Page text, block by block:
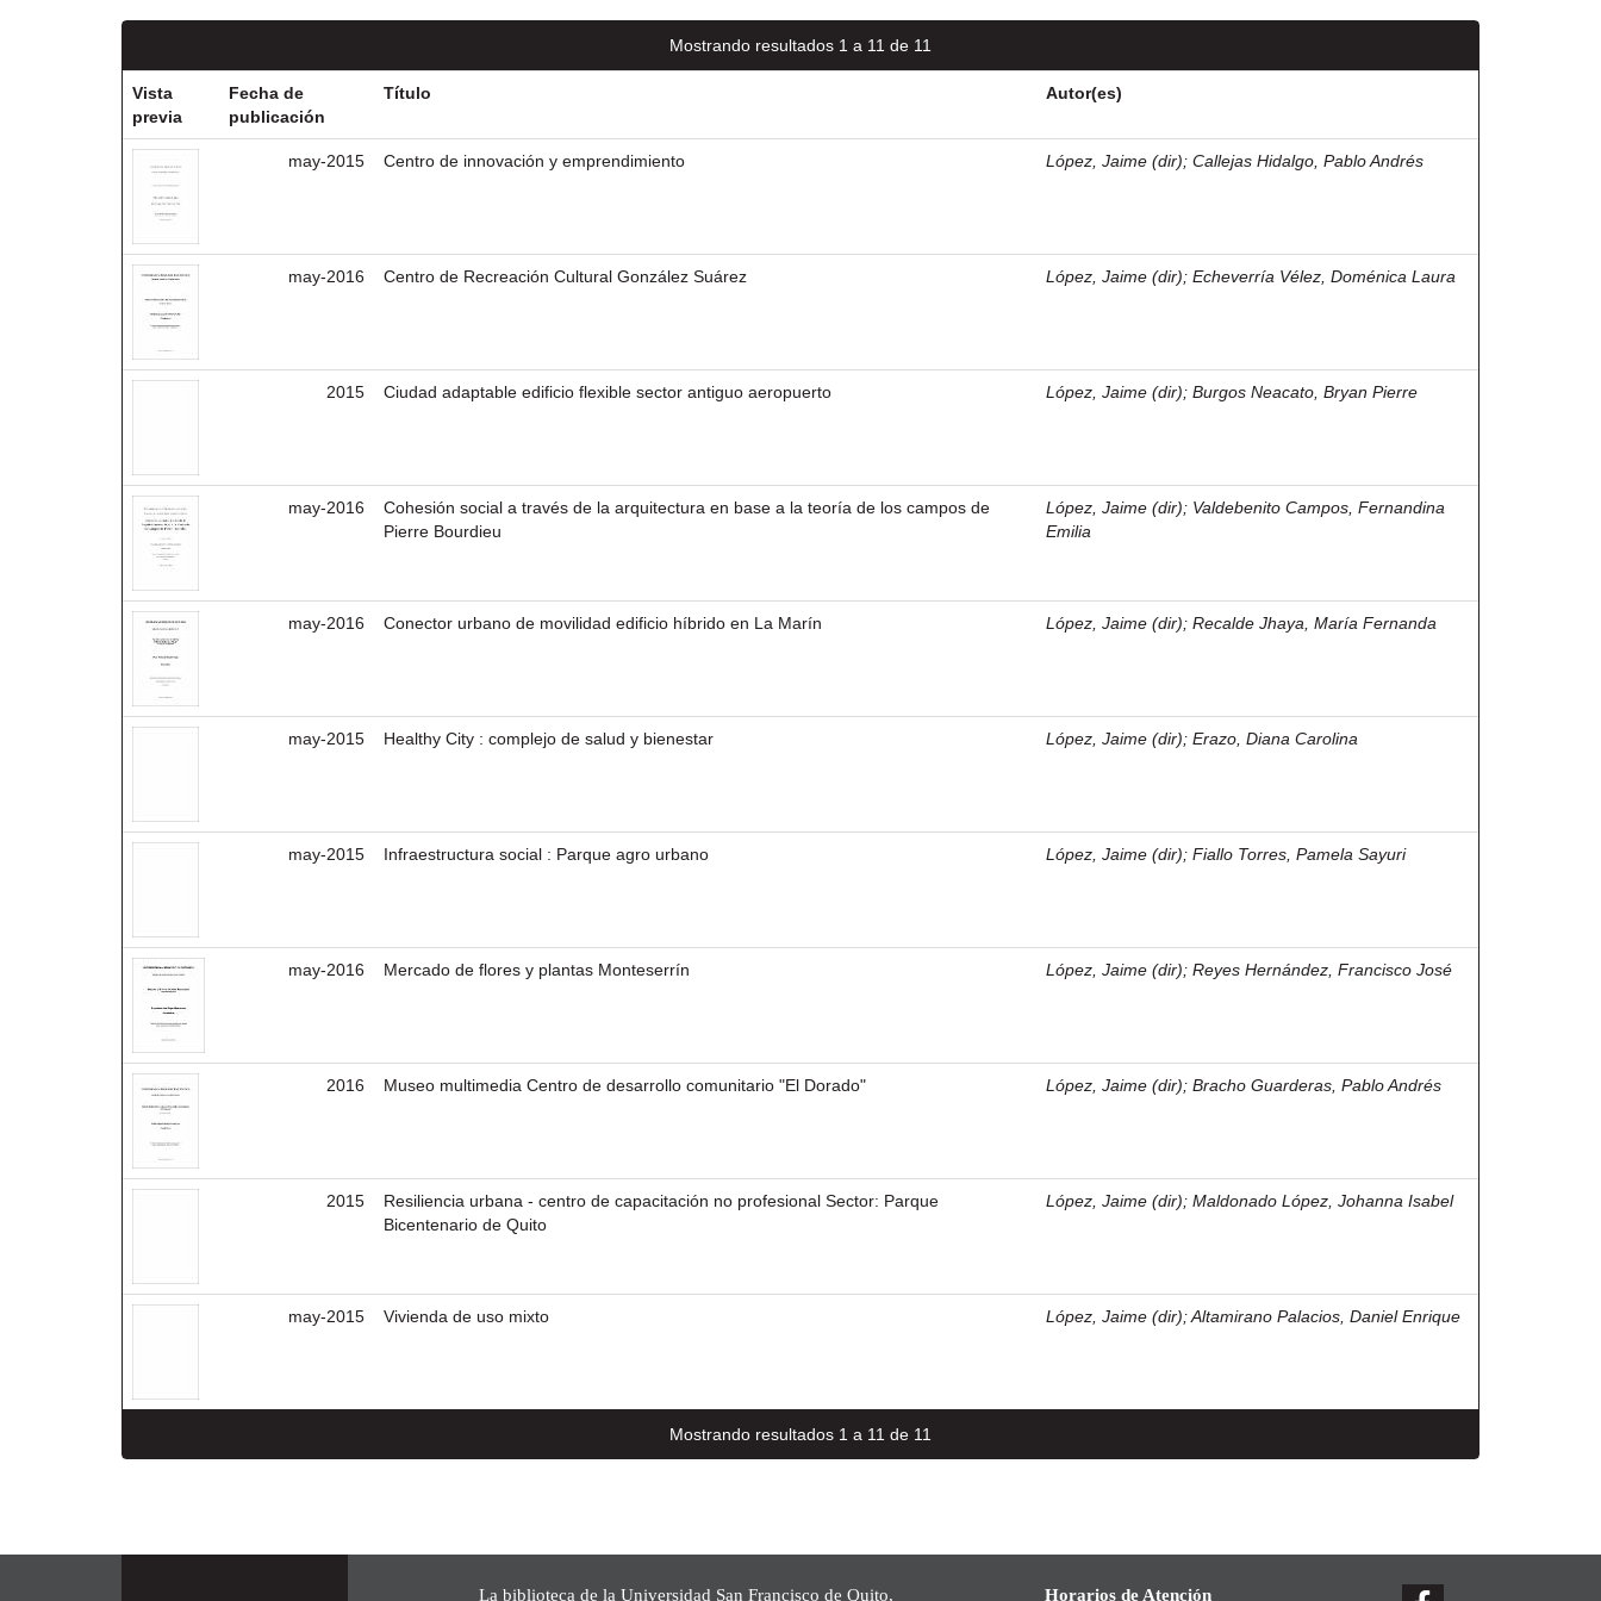
Mostrando resultados 1 a 11 de 11
Vista
previa
Fecha de
publicación
Título Autor(es)
may-2015 Centro de innovación y emprendimiento López, Jaime (dir); Callejas Hidalgo, Pablo Andrés
may-2016 Centro de Recreación Cultural González Suárez López, Jaime (dir); Echeverría Vélez, Doménica Laura
2015 Ciudad adaptable edificio flexible sector antiguo aeropuerto López, Jaime (dir); Burgos Neacato, Bryan Pierre
may-2016
Cohesión social a través de la arquitectura en base a la teoría de los campos de
Pierre Bourdieu
López, Jaime (dir); Valdebenito Campos, Fernandina
Emilia
may-2016 Conector urbano de movilidad edificio híbrido en La Marín López, Jaime (dir); Recalde Jhaya, María Fernanda
may-2015 Healthy City : complejo de salud y bienestar López, Jaime (dir); Erazo, Diana Carolina
may-2015 Infraestructura social : Parque agro urbano López, Jaime (dir); Fiallo Torres, Pamela Sayuri
may-2016 Mercado de flores y plantas Monteserrín López, Jaime (dir); Reyes Hernández, Francisco José
2016 Museo multimedia Centro de desarrollo comunitario "El Dorado" López, Jaime (dir); Bracho Guarderas, Pablo Andrés
2015
Resiliencia urbana - centro de capacitación no profesional Sector: Parque
Bicentenario de Quito
López, Jaime (dir); Maldonado López, Johanna Isabel
may-2015 Vivienda de uso mixto López, Jaime (dir);Altamirano Palacios, Daniel Enrique
Mostrando resultados 1 a 11 de 11
La biblioteca de la Universidad San Francisco de Quito, Horarios de Atención